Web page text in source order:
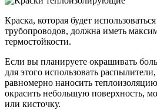
Краска, которая будет
трубопроводов, должна иметь
термостойкости.
Если вы планируете окрашивать
для этого использовать
равномерно наносить
окрасить небольшую поверхность,
или кисточку.